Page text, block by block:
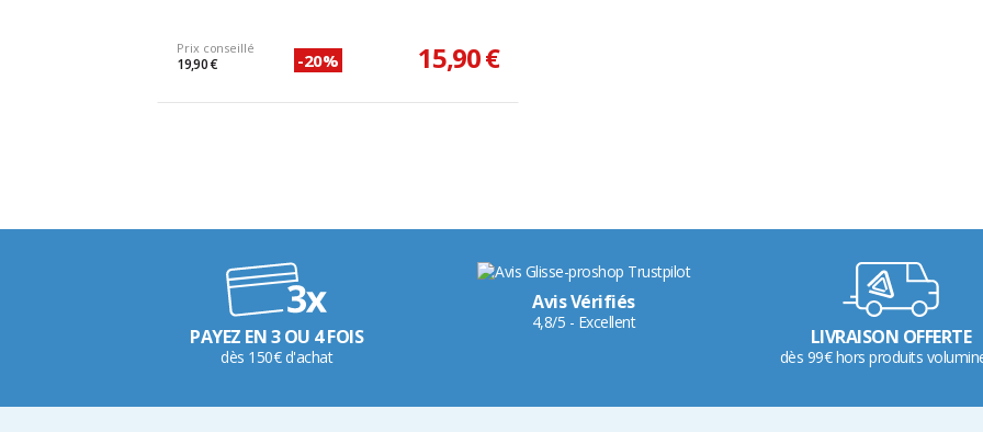
Prix conseillé
19,90 € -20% 15,90 €
PAYEZ EN 3 OU 4 FOIS
dès 150€ d'achat
Avis Vérifiés
4,8/5 - Excellent
LIVRAISON OFFERTE
dès 99€ hors produits